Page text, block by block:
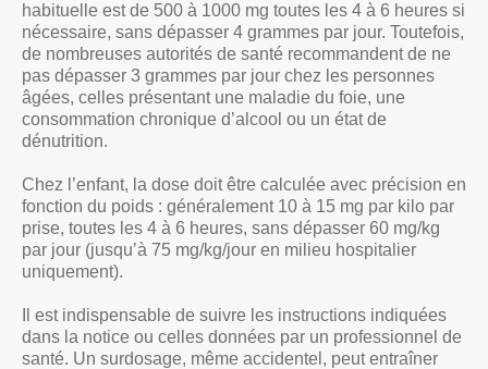
habituelle est de 500 à 1000 mg toutes les 4 à 6 heures si
nécessaire, sans dépasser 4 grammes par jour. Toutefois,
de nombreuses autorités de santé recommandent de ne
pas dépasser 3 grammes par jour chez les personnes
âgées, celles présentant une maladie du foie, une
consommation chronique d’alcool ou un état de
dénutrition.
Chez l’enfant, la dose doit être calculée avec précision en
fonction du poids : généralement 10 à 15 mg par kilo par
prise, toutes les 4 à 6 heures, sans dépasser 60 mg/kg
par jour (jusqu’à 75 mg/kg/jour en milieu hospitalier
uniquement).
Il est indispensable de suivre les instructions indiquées
dans la notice ou celles données par un professionnel de
santé. Un surdosage, même accidentel, peut entraîner